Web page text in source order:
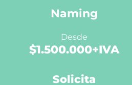
Naming
Desde
$1.500.000+IVA
Solicita